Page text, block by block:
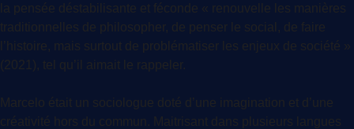
la pensée déstabilisante et féconde « renouvelle les manières
traditionnelles de philosopher, de penser le social, de faire
l’histoire, mais surtout de problématiser les enjeux de société »
(2021), tel qu’il aimait le rappeler.
Marcelo était un sociologue doté d’une imagination et d’une
créativité hors du commun. Maitrisant dans plusieurs langues